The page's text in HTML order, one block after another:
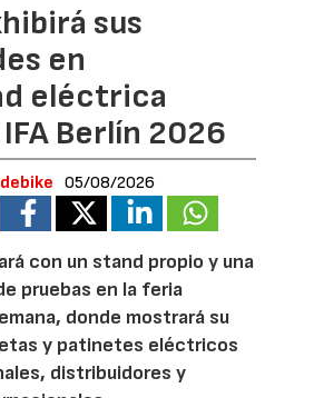
sus
en
eléctrica
Berlín 2026
05/08/2026
con un stand propio y una
pruebas en la feria
donde mostrará su
y patinetes eléctricos
distribuidores y